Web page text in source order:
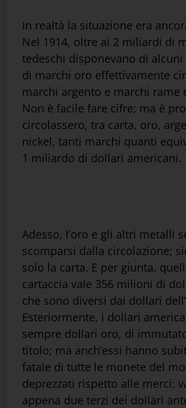
In realtà la situazione era
Nel 1914, oltre ai 2 miliardi di
tedeschi disponevano di
di marchi oro effettivamente
marchi argento e marchi rame
Non è facile fare cifre; ma è
circolassero, tra carta, oro,
nickel, tanti marchi quanti
1 miliardo di dollari americani.
Adesso, l’oro e gli altri metalli
scomparsi dalla circolazione;
solo la carta. E per giunta,
cartaccia vale 356 milioni di
che sono diversi dai dollari
Esteriormente, i dollari
sempre dollari oro, di
titolo; ma anch’essi hanno
fatale di tutte le monete del
deprezzati rispetto alle merci:
appena due terzi dei dollari